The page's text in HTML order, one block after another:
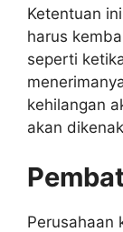
Ketentuan
harus
seperti
kehilangan
akan
Perusahaan